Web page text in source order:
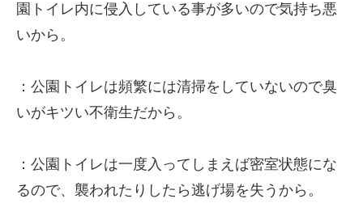
園トイレ内に侵入している事が多いので気持ち悪
いから。
：公園トイレは頻繁には清掃をしていないので臭
いがキツい不衛生だから。
：公園トイレは一度入ってしまえば密室状態にな
るので、襲われたりしたら逃げ場を失うから。